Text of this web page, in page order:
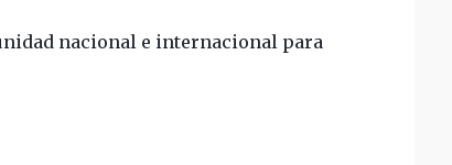
nacional e internacional para